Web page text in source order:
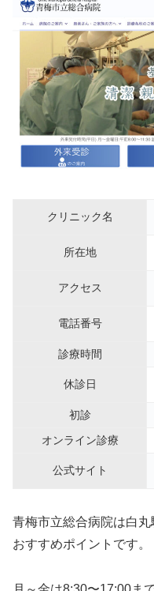
クリニック名
所在地
アクセス
電話番号
診療時間
休診日
初診
オンライン診療
公式サイト
青梅市立総合病院は白
おすすめポイントです。